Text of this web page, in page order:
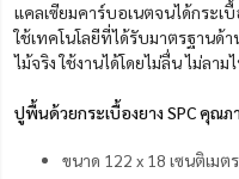
แคลเซียมคาร์บอเนตจนได้กระเ
ใช้เทคโนโลยีที่ได้รับมาตรฐาน
ไม้จริง ใช้งานได้โดยไม่ลื่น ไม่ลา
ปูพื้นด้วยกระเบื้องยาง SPC คุณ
ขนาด 122 x 18 เซนติเมตร